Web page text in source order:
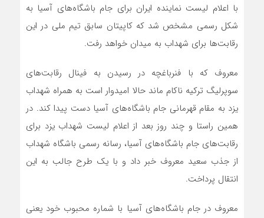
با اعلام لیست نماینده ایران برای جام باشگاه‌های آسیا به
شکل رسمی مشخص شد که کاپیتان سابق تیم ملی در این
رقابت‌ها برای شهداب به میدان خواهد رفت.
معروف که با فنرباغچه در رسیدن به فینال رقابت‌های
سوپرلیگ ترکیه ناکام ماند حالا امیدوار است به همراه شهداب
یزد به مقام قهرمانی جام باشگاه‌های آسیا دست پیدا کند. در
همین راستا و چند روز بعد از اعلام لیست شهداب یزد برای
رقابت‌های جام باشگاه‌های آسیا، رسانه رسمی باشگاه شهداب
از جذب سعید معروف خبر داد و با یک طرح جالب به این
انتقال پرداخت.
معروف در جام باشگاه‌های آسیا با شماره محبوب خود یعنی